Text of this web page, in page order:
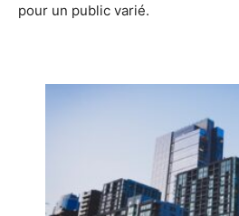
pour un public varié.